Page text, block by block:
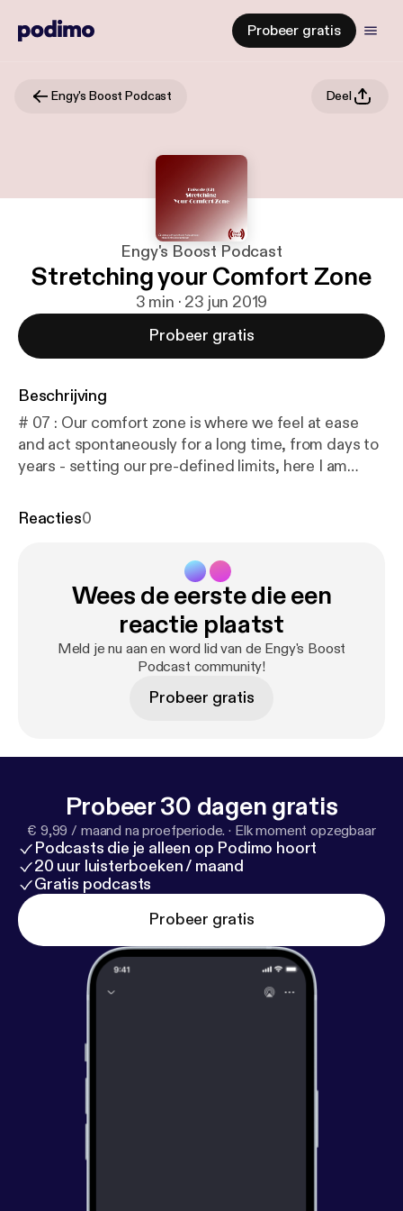
Probeer gratis
Engy's Boost Podcast Deel
Engy's Boost Podcast
Stretching your Comfort Zone
3 min · 23 jun 2019
Probeer gratis
Beschrijving
# 07 : Our comfort zone is where we feel at ease
and act spontaneously for a long time, from days to
years - setting our pre-defined limits, here I am
beyond to explore new opportunities. 🎧 To listen on
d/1g1_nqVjCAN5FklcUtAxfbgwcV0pEQREoDfXQ1
N76oeg/edit?usp=drivesdkMusic Composed by:
Robert Hartwig
Reacties0
Wees de eerste die een
reactie plaatst
Meld je nu aan en word lid van de Engy's Boost
Podcast community!
Probeer gratis
Probeer 30 dagen gratis
€ 9,99 / maand na proefperiode. · Elk moment opzegbaar
Podcasts die je alleen op Podimo hoort
20 uur luisterboeken / maand
Gratis podcasts
Probeer gratis